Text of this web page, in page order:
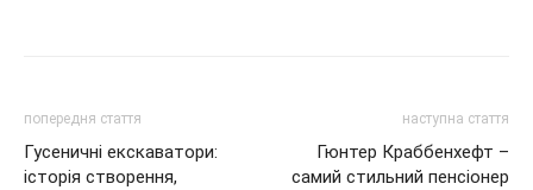
попередня стаття
Гусеничні екскаватори:
історія створення,
наступна стаття
Гюнтер Краббенхефт –
самий стильний пенсіонер